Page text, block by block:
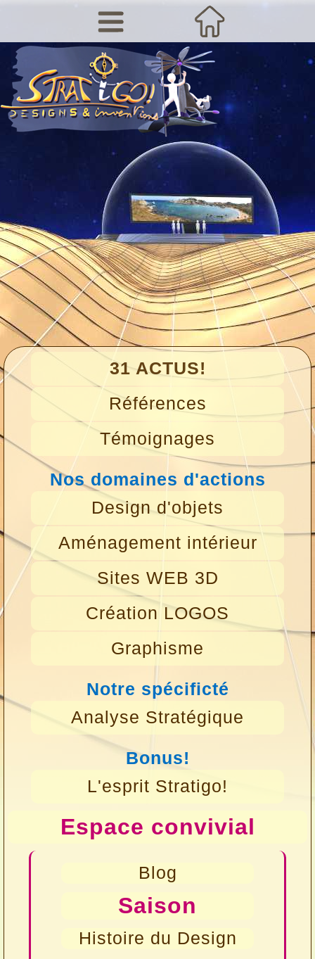
31 ACTUS!
Références
Témoignages
Nos domaines d'actions
Design d'objets
Aménagement intérieur
Sites WEB 3D
Création LOGOS
Graphisme
Notre spécificté
Analyse Stratégique
Bonus!
L'esprit Stratigo!
Espace convivial
Blog
Saison
Histoire du Design